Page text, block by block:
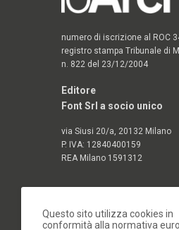
numero di iscrizione al ROC
registro stampa Tribunale di
n. 822 del 23/12/2004
Editore
Font Srl a socio unico
via Siusi 20/a, 20132 Milano
P. IVA: 12840400159
REA Milano 1591312
Questo sito utilizza cookies in
conformità alla normativa